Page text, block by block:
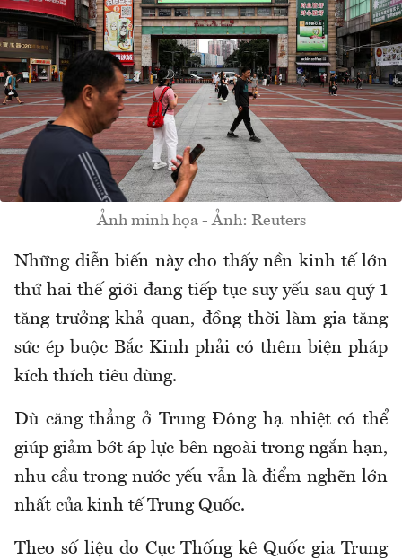
Ảnh minh họa - Ảnh: Reuters
Những diễn biến này cho thấy nền kinh tế lớn
thứ hai thế giới đang tiếp tục suy yếu sau quý 1
tăng trưởng khả quan, đồng thời làm gia tăng
sức ép buộc Bắc Kinh phải có thêm biện pháp
kích thích tiêu dùng.
Dù căng thẳng ở Trung Đông hạ nhiệt có thể
giúp giảm bớt áp lực bên ngoài trong ngắn hạn,
nhu cầu trong nước yếu vẫn là điểm nghẽn lớn
nhất của kinh tế Trung Quốc.
Theo số liệu do Cục Thống kê Quốc gia Trung